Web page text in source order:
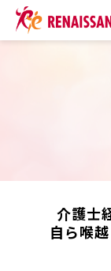
お役立ち記事一覧
介護士
自ら喉